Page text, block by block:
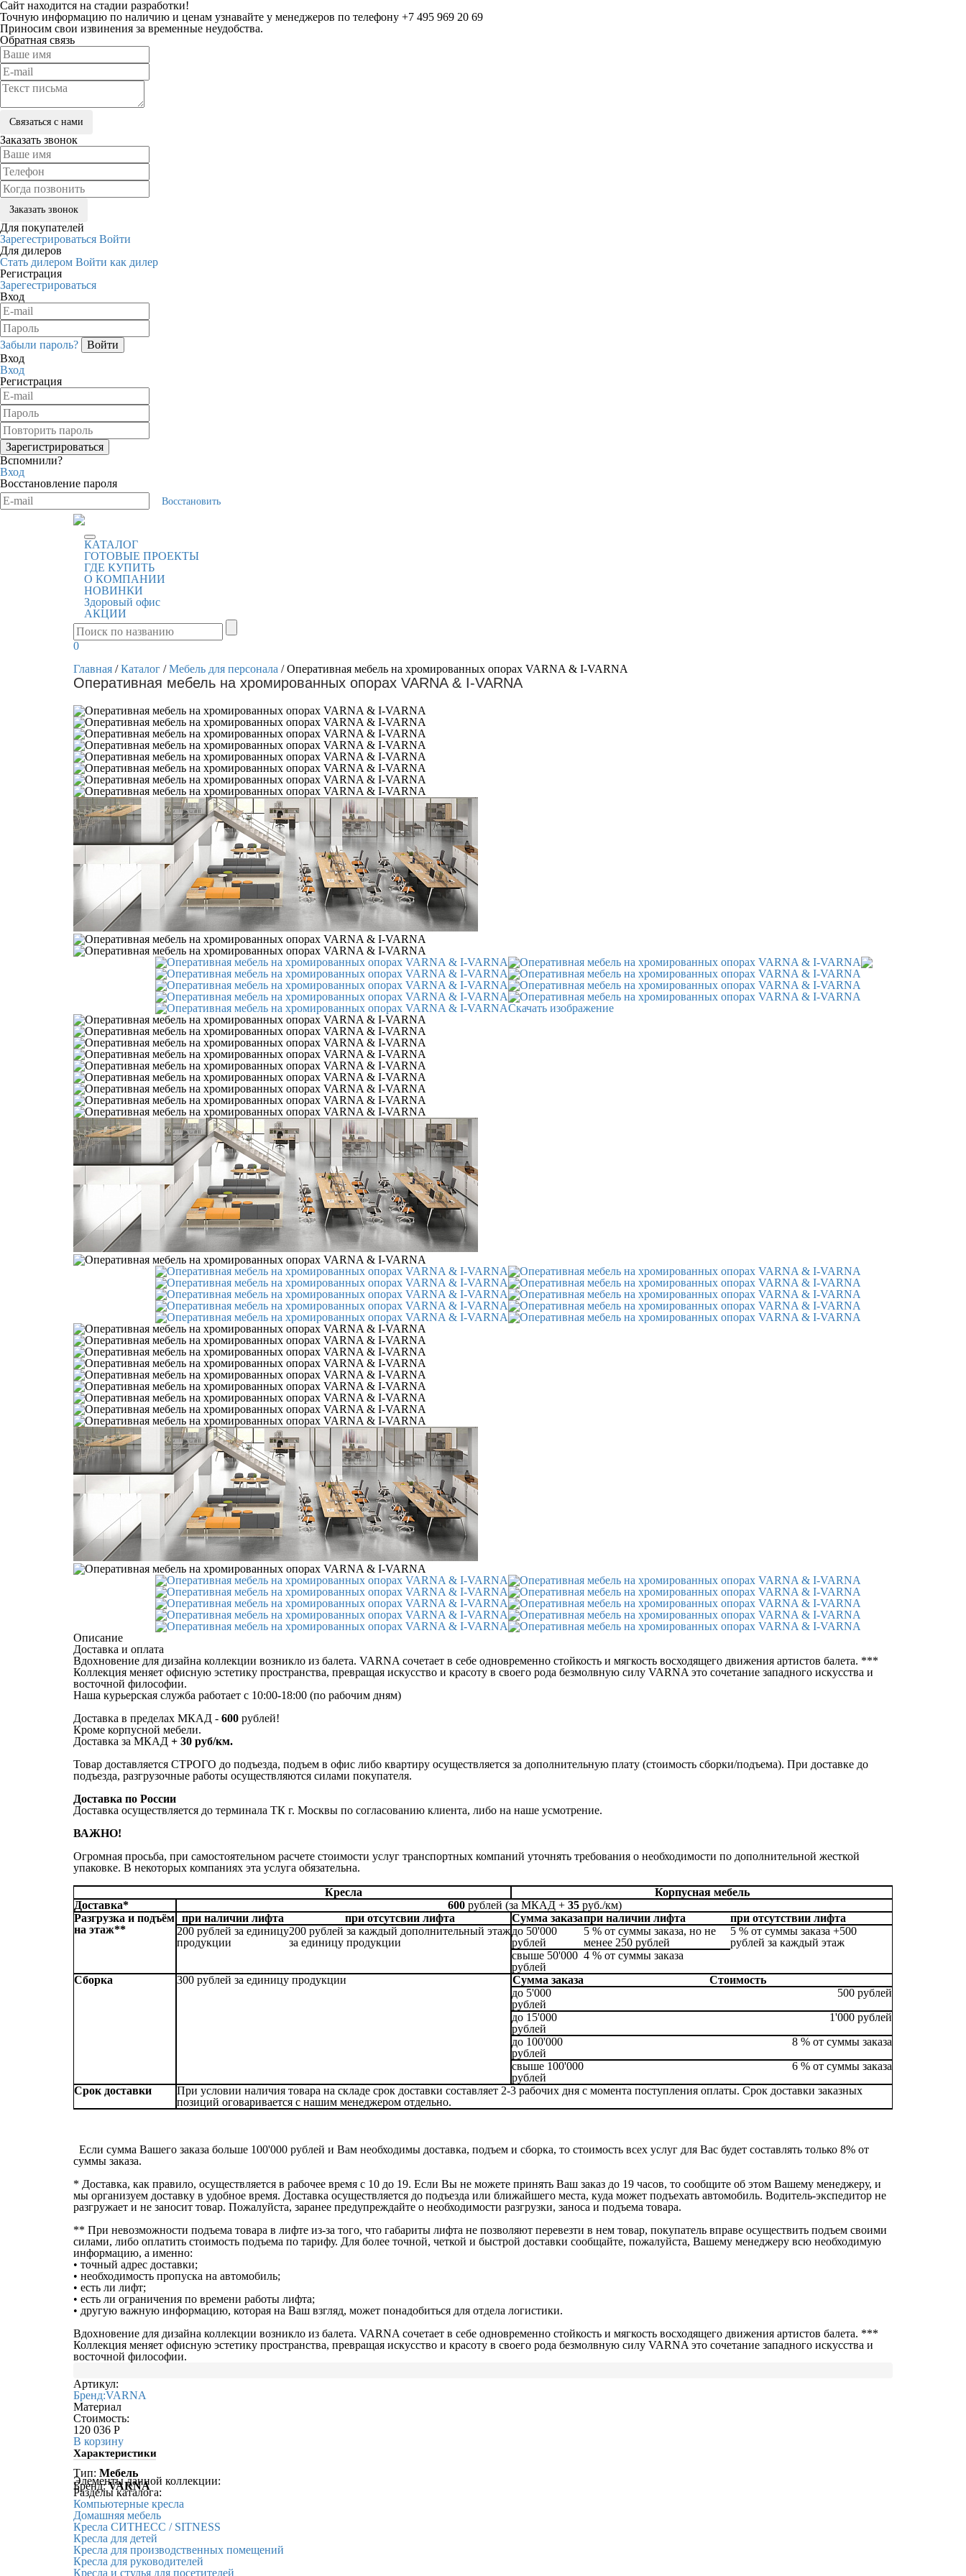
Сайт находится на стадии разработки!
Точную информацию по наличию и ценам узнавайте у менеджеров по телефону +7 495 969 20 69
Приносим свои извинения за временные неудобства.
Обратная связь
Заказать звонок
Для покупателей
Зарегестрироваться Войти
Для дилеров
Стать дилером Войти как дилер
Регистрация
Зарегестрироваться
Вход
Забыли пароль?
Вход
Вход
Регистрация
Вспомнили?
Вход
Восстановление пароля
Восстановить
КАТАЛОГ
ГОТОВЫЕ ПРОЕКТЫ
ГДЕ КУПИТЬ
О КОМПАНИИ
НОВИНКИ
Здоровый офис
АКЦИИ
0
Главная / Каталог / Мебель для персонала / Оперативная мебель на хромированных опорах VARNA & I-VARNA
Оперативная мебель на хромированных опорах VARNA & I-VARNA
Скачать изображение
Описание
Доставка и оплата
Вдохновение для дизайна коллекции возникло из балета. VARNA сочетает в себе одновременно стойкость и мягкость восходящего движения артистов балета. ***
Коллекция меняет офисную эстетику пространства, превращая искусство и красоту в своего рода безмолвную силу VARNA это сочетание западного искусства и
восточной философии.
Наша курьерская служба работает с 10:00-18:00 (по рабочим дням)
Доставка в пределах МКАД - 600 рублей!
Кроме корпусной мебели.
Доставка за МКАД + 30 руб/км.
Товар доставляется СТРОГО до подъезда, подъем в офис либо квартиру осуществляется за дополнительную плату (стоимость сборки/подъема). При доставке до
подъезда, разгрузочные работы осуществляются силами покупателя.
Доставка по России
Доставка осуществляется до терминала ТК г. Москвы по согласованию клиента, либо на наше усмотрение.
ВАЖНО!
Огромная просьба, при самостоятельном расчете стоимости услуг транспортных компаний уточнять требования о необходимости по дополнительной жесткой
упаковке. В некоторых компаниях эта услуга обязательна.
Кресла
Корпусная мебель
Доставка*
600рублей (за МКАД + 35руб./км)
Разгрузка и подъём
на этаж**
при наличии лифта при отсутсвии лифта Сумма заказапри наличии лифта
при отсутствии лифта
200 рублей за единицу
продукции
200 рублей за каждый дополнительный этаж
за единицу продукции
до 50'000
рублей
5 % от суммы заказа, но не
менее 250 рублей
5 % от суммы заказа +500
рублей за каждый этаж
свыше 50'000
рублей
4 % от суммы заказа
Сборка
300 рублей за единицу продукции Сумма заказа
Стоимость
до 5'000
рублей
500 рублей
до 15'000
рублей
1'000 рублей
до 100'000
рублей
8 % от суммы заказа
свыше 100'000
рублей
6 % от суммы заказа
Срок доставки
При условии наличия товара на складе срок доставки составляет 2-3 рабочих дня с момента поступления оплаты. Срок доставки заказных
позиций оговаривается с нашим менеджером отдельно.
Если сумма Вашего заказа больше 100'000 рублей и Вам необходимы доставка, подъем и сборка, то стоимость всех услуг для Вас будет составлять только 8% от
суммы заказа.
* Доставка, как правило, осуществляется в рабочее время с 10 до 19. Если Вы не можете принять Ваш заказ до 19 часов, то сообщите об этом Вашему менеджеру, и
мы организуем доставку в удобное время. Доставка осуществляется до подъезда или ближайшего места, куда может подъехать автомобиль. Водитель-экспедитор не
разгружает и не заносит товар. Пожалуйста, заранее предупреждайте о необходимости разгрузки, заноса и подъема товара.
** При невозможности подъема товара в лифте из-за того, что габариты лифта не позволяют перевезти в нем товар, покупатель вправе осуществить подъем своими
силами, либо оплатить стоимость подъема по тарифу. Для более точной, четкой и быстрой доставки сообщайте, пожалуйста, Вашему менеджеру всю необходимую
информацию, а именно:
• точный адрес доставки;
• необходимость пропуска на автомобиль;
• есть ли лифт;
• есть ли ограничения по времени работы лифта;
• другую важную информацию, которая на Ваш взгляд, может понадобиться для отдела логистики.
Вдохновение для дизайна коллекции возникло из балета. VARNA сочетает в себе одновременно стойкость и мягкость восходящего движения артистов балета. ***
Коллекция меняет офисную эстетику пространства, превращая искусство и красоту в своего рода безмолвную силу VARNA это сочетание западного искусства и
восточной философии.
Артикул:
Бренд:VARNA
Материал
Стоимость:
120 036 Р
В корзину
Характеристики
Тип: Мебель
Бренд:VARNA
Элементы данной коллекции:
Разделы каталога:
Компьютерные кресла
Домашняя мебель
Кресла СИТНЕСС / SITNESS
Кресла для детей
Кресла для производственных помещений
Кресла для руководителей
Кресла и стулья для посетителей